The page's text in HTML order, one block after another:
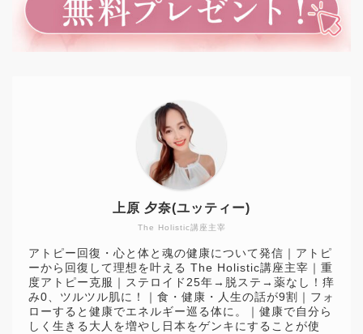
The Holistic講座主宰
上原 夕奈(ユッティー)
アトピー回復・心と体と魂の健康について発信｜アトピ
ーから回復して理想を叶える The Holistic講座主宰｜重
度アトピー克服｜ステロイド25年→脱ステ→薬なし！痒
み0、ツルツル肌に！｜食・健康・人生の話が9割｜フォ
ローすると健康でエネルギー巡る体に。｜健康で自分ら
しく生きる大人を増やし日本をゲンキにすることが使